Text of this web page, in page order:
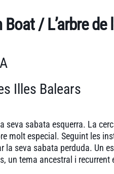
Boat / L’arbre
Illes Balears
seva sabata esquerra. La
molt especial. Seguint les
la seva sabata perduda. Un
un tema ancestral i